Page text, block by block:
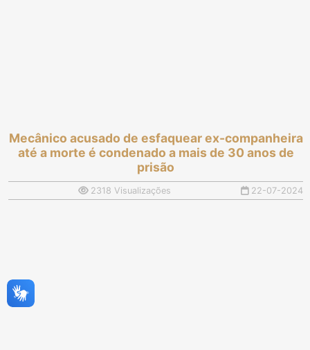
Mecânico acusado de esfaquear ex-companheira
até a morte é condenado a mais de 30 anos de
prisão
2318 Visualizações 22-07-2024